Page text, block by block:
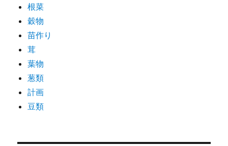
根菜
穀物
苗作り
茸
葉物
葱類
計画
豆類